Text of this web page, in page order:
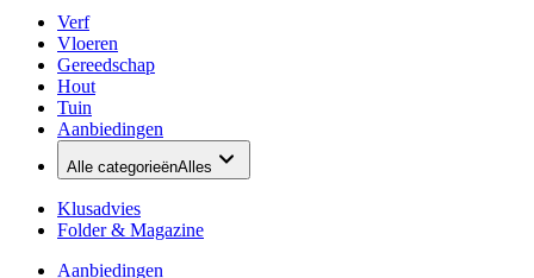
Verf
Vloeren
Gereedschap
Hout
Tuin
Aanbiedingen
Alle categorieënAlles
Klusadvies
Folder & Magazine
Aanbiedingen